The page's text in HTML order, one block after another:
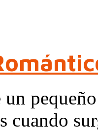
cuando